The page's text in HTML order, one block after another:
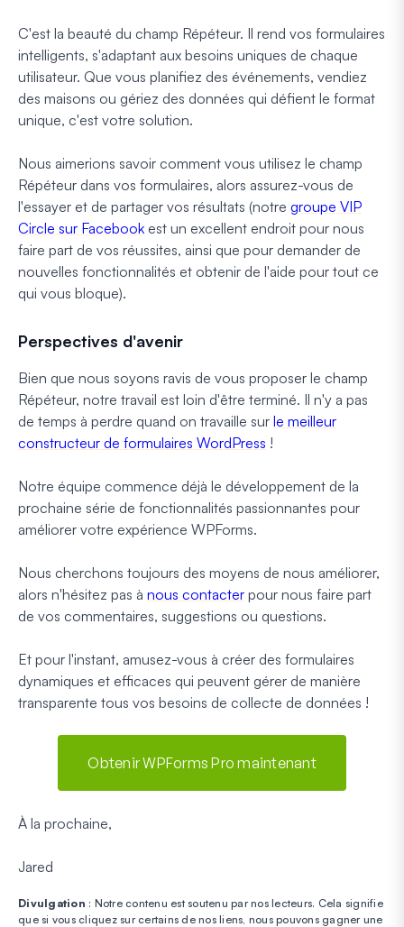
C'est la beauté du champ Répéteur. Il rend vos formulaires
intelligents, s'adaptant aux besoins uniques de chaque
utilisateur. Que vous planifiez des événements, vendiez
des maisons ou gériez des données qui défient le format
unique, c'est votre solution.
Nous aimerions savoir comment vous utilisez le champ
Répéteur dans vos formulaires, alors assurez-vous de
l'essayer et de partager vos résultats (notre groupe VIP
Circle sur Facebook est un excellent endroit pour nous
faire part de vos réussites, ainsi que pour demander de
nouvelles fonctionnalités et obtenir de l'aide pour tout ce
qui vous bloque).
Perspectives d'avenir
Bien que nous soyons ravis de vous proposer le champ
Répéteur, notre travail est loin d'être terminé. Il n'y a pas
de temps à perdre quand on travaille sur le meilleur
constructeur de formulaires WordPress !
Notre équipe commence déjà le développement de la
prochaine série de fonctionnalités passionnantes pour
améliorer votre expérience WPForms.
Nous cherchons toujours des moyens de nous améliorer,
alors n'hésitez pas à nous contacter pour nous faire part
de vos commentaires, suggestions ou questions.
Et pour l'instant, amusez-vous à créer des formulaires
dynamiques et efficaces qui peuvent gérer de manière
transparente tous vos besoins de collecte de données !
Obtenir WPForms Pro maintenant
À la prochaine,
Jared
Divulgation : Notre contenu est soutenu par nos lecteurs. Cela signifie
que si vous cliquez sur certains de nos liens, nous pouvons gagner une